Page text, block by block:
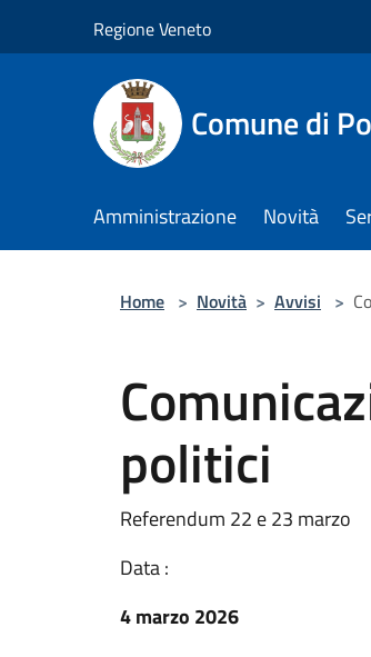
Regione Veneto
Comune di
Amministrazione Novità
Home > Novità > Avvisi >
politici
Referendum 22 e 23 marzo
Data :
4 marzo 2026